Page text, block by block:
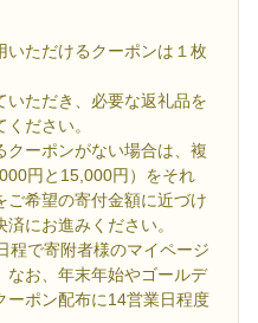
いただけるクーポンは１枚
いただき、必要な返礼品を
ださい。
クーポンがない場合は、複
円と15,000円）をそれ
ご希望の寄付金額に近づけ
にお進みください。
程で寄附者様のマイページ
なお、年末年始やゴールデ
ーポン配布に14営業日程度